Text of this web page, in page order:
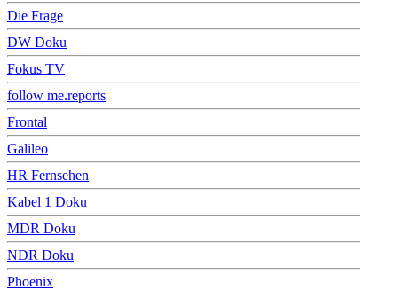
Die Frage
DW Doku
Fokus TV
follow me.reports
Frontal
Galileo
HR Fernsehen
Kabel 1 Doku
MDR Doku
NDR Doku
Phoenix